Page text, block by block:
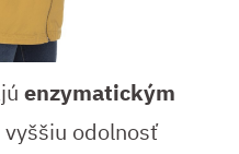
enzymatickým
vyššiu odolnosť